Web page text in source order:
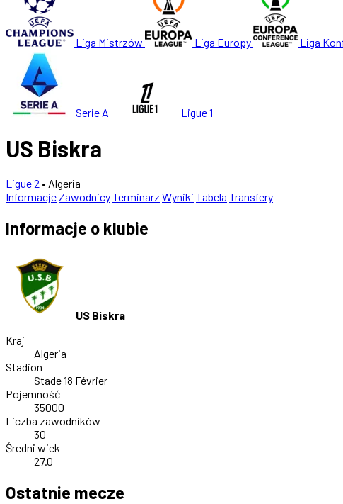
Liga Mistrzów Liga Europy Liga
Serie A Ligue 1
US Biskra
Ligue 2 • Algeria
InformacjeZawodnicyTerminarz Wyniki Tabela Transfery
Informacje o klubie
US Biskra
Kraj
Algeria
Stadion
Stade 18 Février
Pojemność
35000
Liczba zawodników
30
Średni wiek
27.0
Ostatnie mecze